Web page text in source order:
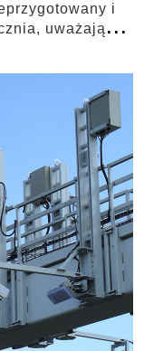
i
uważają ...